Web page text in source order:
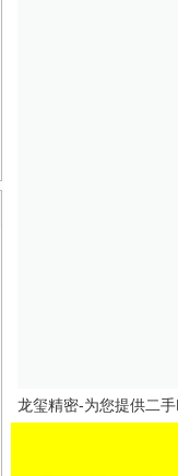
龙玺精密-为您提供二手